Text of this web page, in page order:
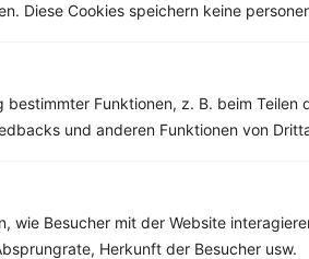
Diese Cookies speichern keine
Funktionen, z. B. beim Teilen
und anderen Funktionen von
Besucher mit der Website
Herkunft der Besucher usw.
Kabeljau mit Zucchini und Tomaten
Eiweiß:50 g
Kohlehydrate:12 g